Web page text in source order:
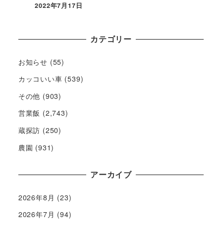
2022年7月17日
カテゴリー
お知らせ (55)
カッコいい車 (539)
その他 (903)
営業飯 (2,743)
蔵探訪 (250)
農園 (931)
アーカイブ
2026年8月 (23)
2026年7月 (94)